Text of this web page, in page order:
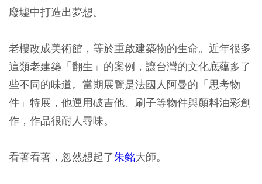
廢墟中打造出夢想。
老樓改成美術館，等於重啟建築物的生命。近年很多
這類老建築「翻生」的案例，讓台灣的文化底蘊多了
些不同的味道。當期展覽是法國人阿曼的「思考物
件」特展，他運用破吉他、刷子等物件與顏料油彩創
作，作品很耐人尋味。
看著看著，忽然想起了朱銘大師。